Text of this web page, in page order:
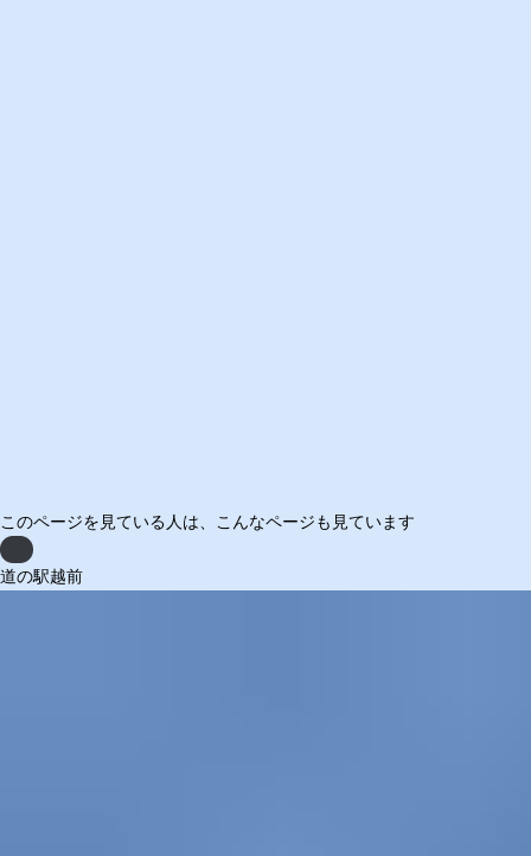
このページを見ている人は、
こんなページも見ています
Previous
道の駅越前